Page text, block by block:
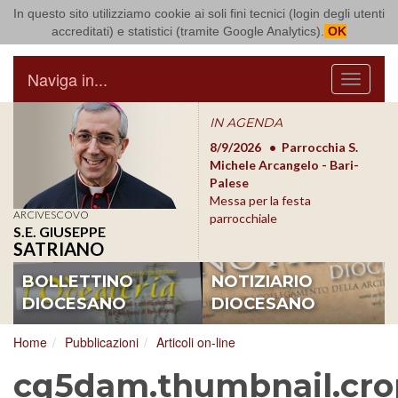
In questo sito utilizziamo cookie ai soli fini tecnici (login degli utenti
accreditati) e statistici (tramite Google Analytics). OK
Arcidiocesi di Bari Bitonto
Menu
Naviga in...
ARCIVESCOVO
S.E. GIUSEPPE
SATRIANO
IN AGENDA
8/17/2026
Conversano
Conferenza Episcopale
Pugliese
8/9/2026
Parrocchia S.
Michele Arcangelo - Bari-
Palese
Messa per la festa
parrocchiale
BOLLETTINO
DIOCESANO
NOTIZIARIO
DIOCESANO
Home Pubblicazioni Articoli on-line